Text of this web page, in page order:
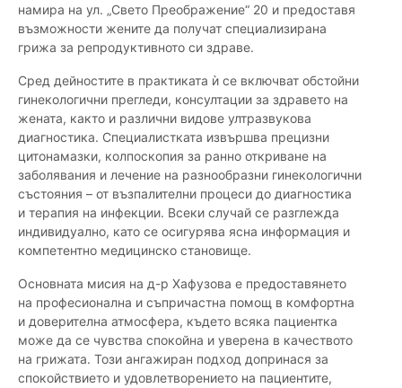
намира на ул. „Свето Преображение“ 20 и предоставя
възможности жените да получат специализирана
грижа за репродуктивното си здраве.
Сред дейностите в практиката ѝ се включват обстойни
гинекологични прегледи, консултации за здравето на
жената, както и различни видове ултразвукова
диагностика. Специалистката извършва прецизни
цитонамазки, колпоскопия за ранно откриване на
заболявания и лечение на разнообразни гинекологични
състояния – от възпалителни процеси до диагностика
и терапия на инфекции. Всеки случай се разглежда
индивидуално, като се осигурява ясна информация и
компетентно медицинско становище.
Основната мисия на д-р Хафузова е предоставянето
на професионална и съпричастна помощ в комфортна
и доверителна атмосфера, където всяка пациентка
може да се чувства спокойна и уверена в качеството
на грижата. Този ангажиран подход допринася за
спокойствието и удовлетворението на пациентите,